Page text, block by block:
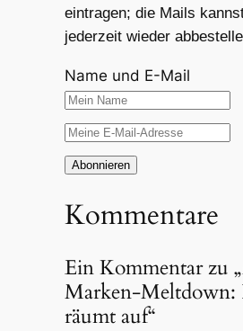
eintragen; die Mails
jederzeit wieder
Name und E-Mail
Kommentare
Ein Kommentar zu
Marken-Meltdown:
räumt auf“